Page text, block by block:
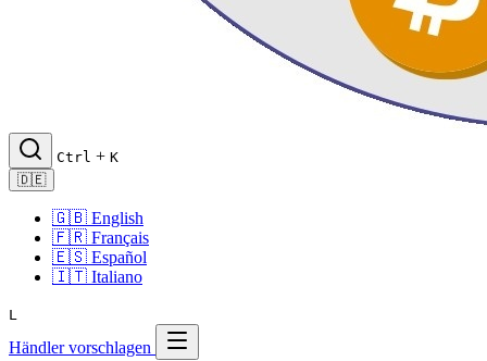
Ctrl + K
🇩🇪
🇬🇧 English
🇫🇷 Français
🇪🇸 Español
🇮🇹 Italiano
L
Händler vorschlagen